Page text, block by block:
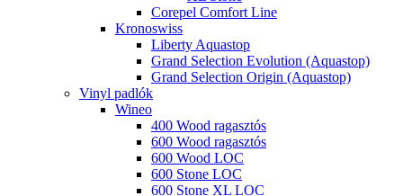
Corepel Comfort Line
Kronoswiss
Liberty Aquastop
Grand Selection Evolution (Aquastop)
Grand Selection Origin (Aquastop)
Vinyl padlók
Wineo
400 Wood ragasztós
600 Wood ragasztós
600 Wood LOC
600 Stone LOC
600 Stone XL LOC